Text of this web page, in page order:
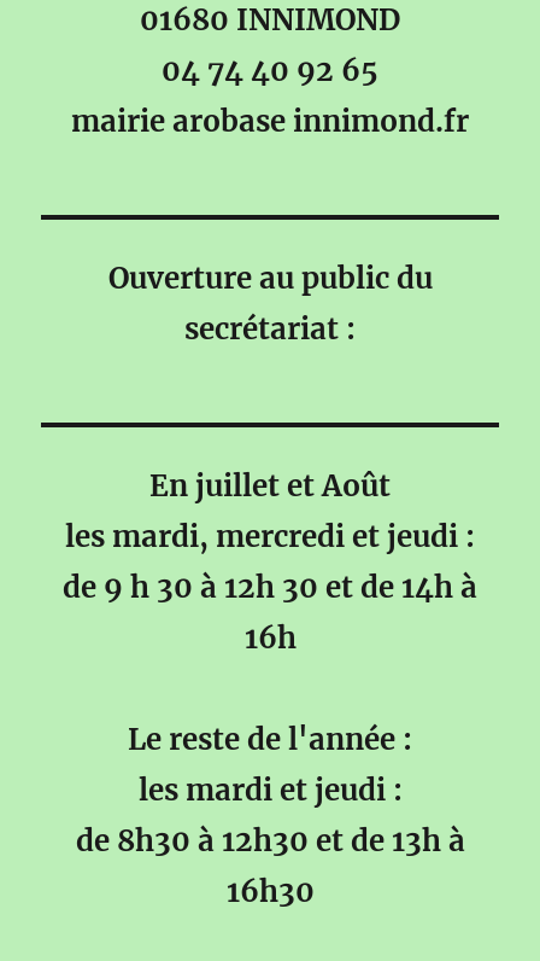
01680 INNIMOND
04 74 40 92 65
mairie arobase innimond.fr
Ouverture au public du
secrétariat :
En juillet et Août
les mardi, mercredi et jeudi :
de 9 h 30 à 12h 30 et de 14h à
16h
Le reste de l'année :
les mardi et jeudi :
de 8h30 à 12h30 et de 13h à
16h30